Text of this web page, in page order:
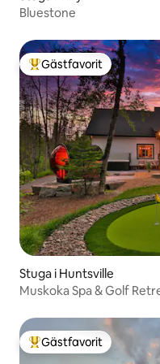
Bluestone
Populär gästfavorit
Gästfavorit
Stuga i Huntsville
Muskoka Spa & Golf
Populär gästfavorit
Gästfavorit